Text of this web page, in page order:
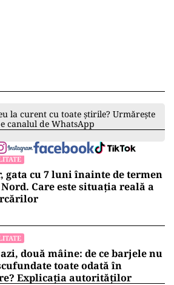
la curent cu toate știrile? Urmărește
canalul de WhatsApp
gata cu 7 luni înainte de termen
Nord. Care este situația reală a
două mâine: de ce barjele nu
toate odată în
Explicația autorităților